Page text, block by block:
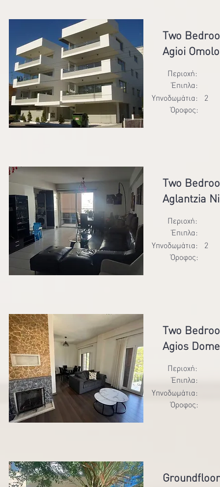
Two
Agioi
Περιοχή:
Έπιπλα:
Υπνοδωμάτια:
Όροφος:
2
Two
Aglantzia
Περιοχή:
Έπιπλα:
Υπνοδωμάτια:
Όροφος:
2
Two
Agios
Περιοχή:
Έπιπλα:
Υπνοδωμάτια:
Όροφος: